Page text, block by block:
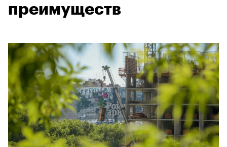
преимуществ